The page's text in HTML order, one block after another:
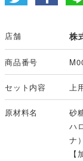
店舗 株
商品番号
セット内容 上
原材料名
砂
ハ
ナ